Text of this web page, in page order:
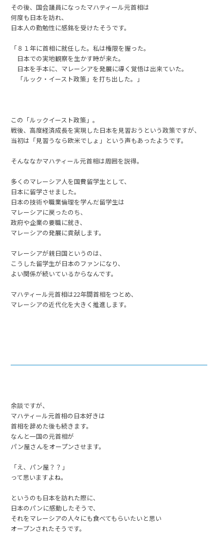
その後、国会議員になったマハティール元首相は
何度も日本を訪れ、
日本人の勤勉性に感銘を受けたそうです。
「８１年に首相に就任した。私は権限を握った。
日本での実地観察を生かす時が来た。
日本を手本に、マレーシアを発展に導く覚悟は出来ていた。
「ルック・イースト政策」を打ち出した。」
この「ルックイースト政策」。
戦後、高度経済成長を実現した日本を見習おうという政策ですが、
当初は「見習うなら欧米でしょ」という声もあったようです。
そんななかマハティール元首相は周囲を説得。
多くのマレーシア人を国費留学生として、
日本に留学させました。
日本の技術や職業倫理を学んだ留学生は
マレーシアに戻ったのち、
政府や企業の要職に就き、
マレーシアの発展に貢献します。
マレーシアが親日国というのは、
こうした留学生が日本のファンになり、
よい関係が続いているからなんです。
マハティール元首相は22年間首相をつとめ、
マレーシアの近代化を大きく推進します。
余談ですが、
マハティール元首相の日本好きは
首相を辞めた後も続きます。
なんと一国の元首相が
パン屋さんをオープンさせます。
「え、パン屋？？」
って思いますよね。
というのも日本を訪れた際に、
日本のパンに感動したそうで、
それをマレーシアの人々にも食べてもらいたいと思い
オープンされたそうです。